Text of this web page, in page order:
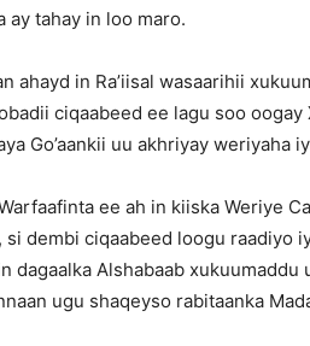
ay tahay in loo maro.
ahayd in Ra’iisal wasaarihii
ciqaabeed ee lagu soo oogay
Go’aankii uu akhriyay weriyaha
ee ah in kiiska Weriye
dembi ciqaabeed loogu raadiyo
dagaalka Alshabaab xukuumaddu
ugu shaqeyso rabitaanka